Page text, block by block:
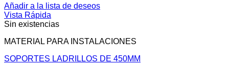
Añadir a la lista de deseos
Vista Rápida
Sin existencias
MATERIAL PARA INSTALACIONES
SOPORTES LADRILLOS DE 450MM